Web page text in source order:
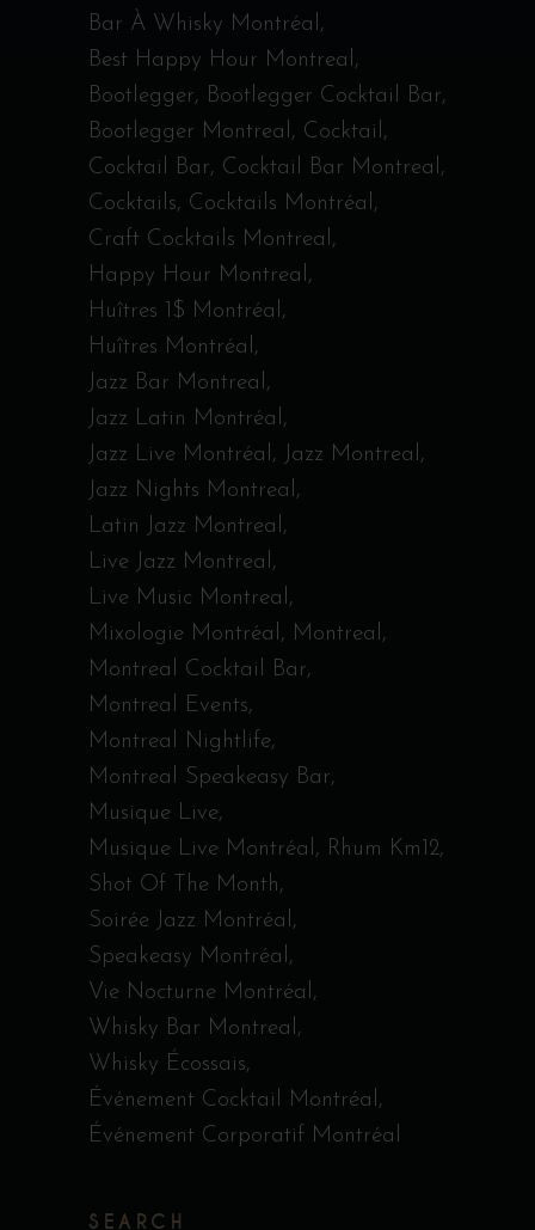
Bar À Whisky Montréal
Best Happy Hour Montreal
Bootlegger
Bootlegger Cocktail Bar
Bootlegger Montreal
Cocktail
Cocktail Bar
Cocktail Bar Montreal
Cocktails
Cocktails Montréal
Craft Cocktails Montreal
Happy Hour Montreal
Huîtres 1$ Montréal
Huîtres Montréal
Jazz Bar Montreal
Jazz Latin Montréal
Jazz Live Montréal
Jazz Montreal
Jazz Nights Montreal
Latin Jazz Montreal
Live Jazz Montreal
Live Music Montreal
Mixologie Montréal
Montreal
Montreal Cocktail Bar
Montreal Events
Montreal Nightlife
Montreal Speakeasy Bar
Musique Live
Musique Live Montréal
Rhum Km12
Shot Of The Month
Soirée Jazz Montréal
Speakeasy Montréal
Vie Nocturne Montréal
Whisky Bar Montreal
Whisky Écossais
Événement Cocktail Montréal
Événement Corporatif Montréal
SEARCH